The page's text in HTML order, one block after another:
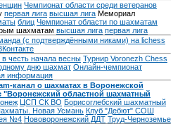
Чемпионат области среди ветеранов
первая лига высшая лига Мемориал
блиц Чемпионат области по шахматам
шахматам высшая лига первая лига
(с подтверждёнными никами) на lichess
честь начала весны Турнир Voronezh Chess
дню шахмат Онлайн-чемпионат
информация
канал о шахматах в Воронежской
"Воронежский областной шахматный
ЦСП СК ВО Борисоглебский шахматный
Новая Усмань Клуб "Дебют" СОШ
№4 Нововоронежский ДДТ Труд-Черноземье